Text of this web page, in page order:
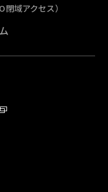
閉域アクセス）